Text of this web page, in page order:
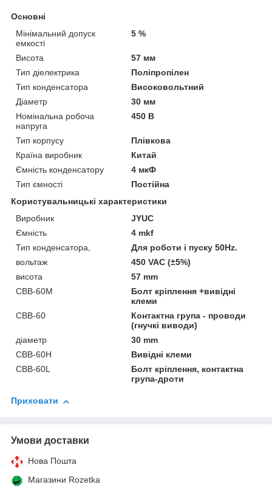
Основні
Мінімальний допуск
емкості
5 %
Висота
57 мм
Тип діелектрика
Поліпропілен
Тип конденсатора
Високовольтний
Діаметр
30 мм
Номінальна робоча
напруга
450 В
Тип корпусу
Плівкова
Країна виробник
Китай
Ємність конденсатору
4 мкФ
Тип ємності
Постійна
Користувальницькі характеристики
Виробник
JYUC
Ємність
4 mkf
Тип конденсатора,
Для роботи і пуску 50Hz.
вольтаж
450 VAC (±5%)
висота
57 mm
CBB-60М
Болт кріплення +вивідні
клеми
CBB-60
Контактна група - проводи
(гнучкі виводи)
діаметр
30 mm
CBB-60H
Вивідні клеми
CBB-60L
Болт кріплення, контактна
група-дроти
Приховати
Умови доставки
Нова Пошта
Магазини Rozetka